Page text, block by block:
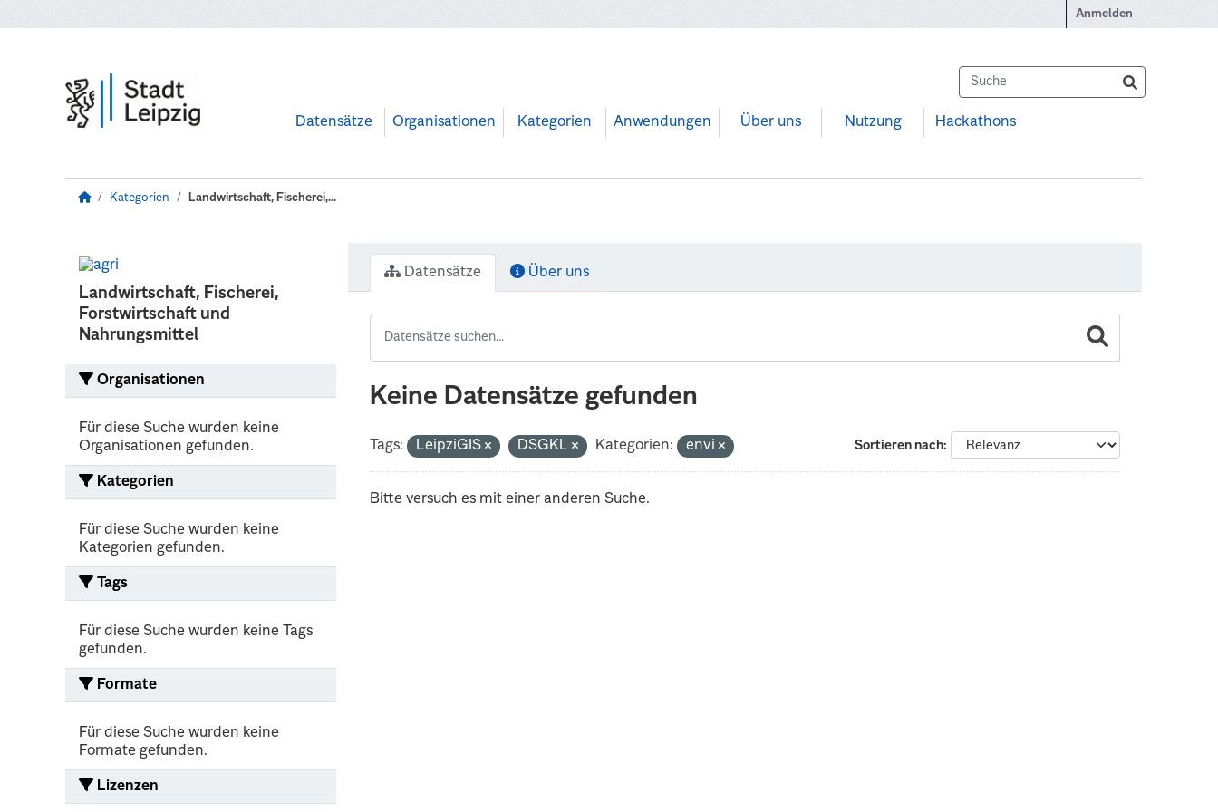
Anmelden
Datensätze Organisationen Kategorien Anwendungen Über uns Nutzung Hackathons
Kategorien Landwirtschaft, Fischerei,...
Landwirtschaft, Fischerei,
Forstwirtschaft und
Nahrungsmittel
Organisationen
Für diese Suche wurden keine
Organisationen gefunden.
Kategorien
Für diese Suche wurden keine
Kategorien gefunden.
Tags
Für diese Suche wurden keine Tags
gefunden.
Formate
Für diese Suche wurden keine
Formate gefunden.
Lizenzen
Datensätze Über uns
Keine Datensätze gefunden
Sortieren nach
Tags: LeipziGIS DSGKL Kategorien: envi
Bitte versuch es mit einer anderen Suche.